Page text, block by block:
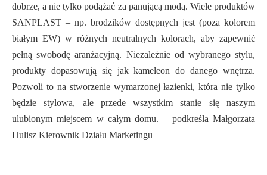
dobrze, a nie tylko podążać za panującą modą. Wiele produktów
SANPLAST – np. brodzików dostępnych jest (poza kolorem
białym EW) w różnych neutralnych kolorach, aby zapewnić
pełną swobodę aranżacyjną. Niezależnie od wybranego stylu,
produkty dopasowują się jak kameleon do danego wnętrza.
Pozwoli to na stworzenie wymarzonej łazienki, która nie tylko
będzie stylowa, ale przede wszystkim stanie się naszym
ulubionym miejscem w całym domu. – podkreśla Małgorzata
Hulisz Kierownik Działu Marketingu